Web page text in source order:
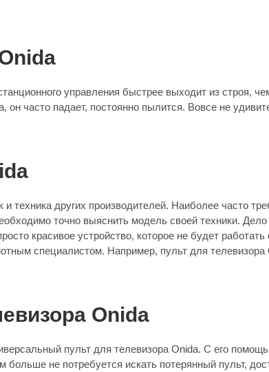
управления быстрее выходит из строя,
часто падает, постоянно пылится. Вовсе не
техника других производителей. Наиболее часто
точно выяснить модель своей техники.
красивое устройство, которое не будет
специалистом. Например, пульт для
Onida
пульт для телевизора Onida. С его
не потребуется искать потерянный пульт,